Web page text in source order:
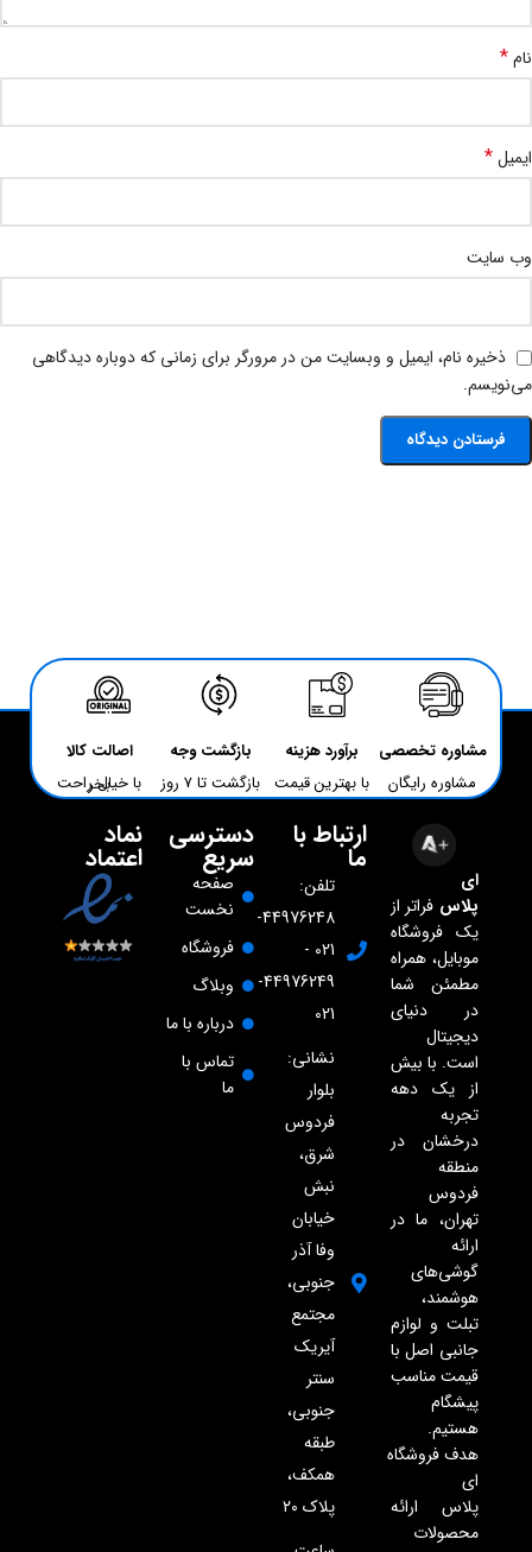
نام*
ایمیل*
وب‌ سایت
ذخیره نام، ایمیل و وبسایت من در مرورگر برای زمانی که دوباره دیدگاهی
می‌نویسم.
مشاوره تخصصی
مشاوره رایگان
برآورد هزینه
با بهترین قیمت
بازگشت وجه
بازگشت تا 7 روز
اصالت کالا
با خیال راحت بخر
ای
پلاس فراتر از
یک فروشگاه
موبایل، همراه
مطمئن شما
در دنیای
دیجیتال
است. با بیش
از یک دهه
تجربه
درخشان در
منطقه
فردوس
تهران، ما در
ارائه
گوشی‌های
هوشمند،
تبلت و لوازم
جانبی اصل با
قیمت مناسب
پیشگام
هستیم.
هدف فروشگاه
ای
پلاس ارائه
محصولات
ارتباط با
ما
تلفن:
44976248-
021 -
44976249-
021
نشانی:
بلوار
فردوس
شرق،
نبش
خیابان
وفا آذر
جنوبی،
مجتمع
آیریک
سنتر
جنوبی،
طبقه
همکف،
پلاک ۲۰
دسترسی
سریع
صفحه
نخست
فروشگاه
وبلاگ
درباره با ما
تماس با
ما
نماد
اعتماد